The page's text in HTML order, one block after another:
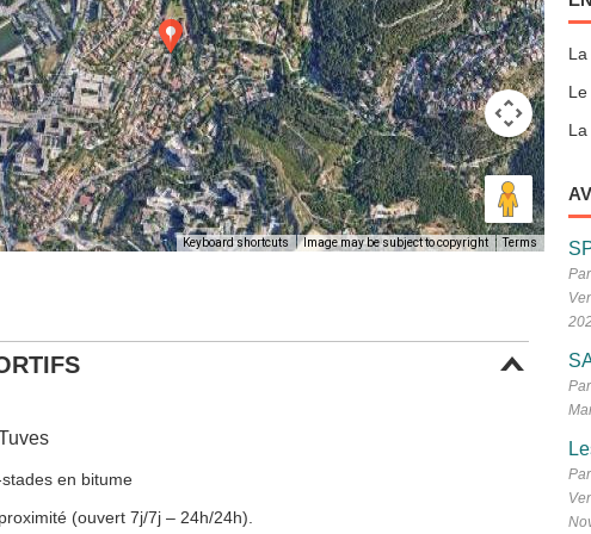
Keyboard shortcuts Image may be subject to copyright Terms
en bitume
(ouvert 7j/7j – 24h/24h).